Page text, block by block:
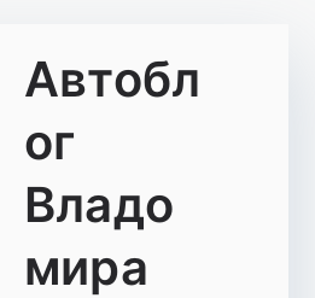
Автобл
ог
Владо
мира